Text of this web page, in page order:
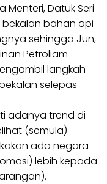
Datuk Seri
bekalan bahan api
sehingga Jun,
Petroliam
langkah
selepas
adanya trend di
(semula)
ada negara
lebih kepada